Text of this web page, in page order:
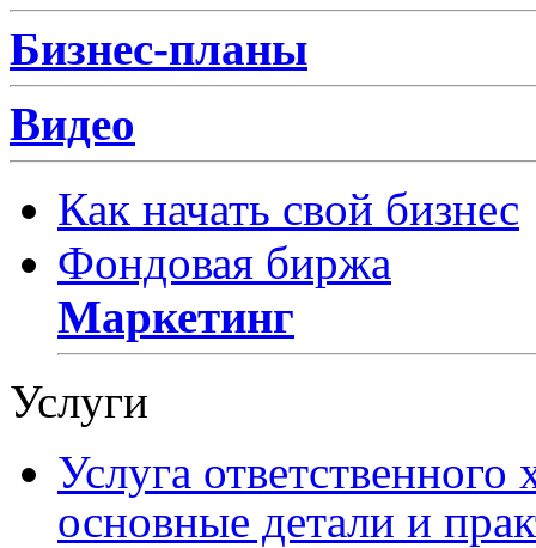
Бизнес-планы
Видео
Как начать свой бизнес
Фондовая биржа
Маркетинг
Услуги
Услуга
основные детали и